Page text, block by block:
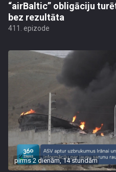
“airBaltic” obligāciju
bez rezultāta
411. epizode
pirms 2 dienām, 14 stundām